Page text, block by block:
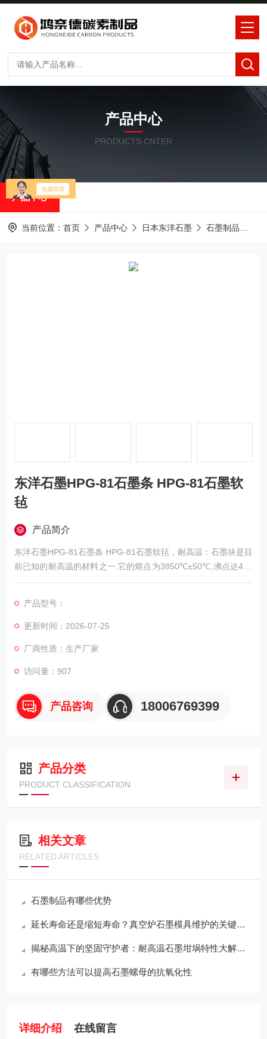
产品中心
PRODUCTS CNTER
产品中心
当前位置： 首页 产品中心 日本东洋石墨 石墨制品
东洋石墨HPG-81石墨条 HPG-81石墨软
毡
产品简介
东洋石墨HPG-81石墨条 HPG-81石墨软毡，耐高温：石墨块是目
前已知的耐高温的材料之一.它的熔点为3850℃±50℃,沸点达425
0℃.它在7000℃超高温电弧下10S,石墨的损失小,按重量计石墨损
产品型号：
更新时间：2026-07-25
厂商性质：生产厂家
访问量：907
产品咨询 18006769399
产品分类
PRODUCT CLASSIFICATION
相关文章
RELATED ARTICLES
石墨制品有哪些优势
延长寿命还是缩短寿命？真空炉石墨模具维护的关键决策
揭秘高温下的坚固守护者：耐高温石墨坩埚特性大解析！
有哪些方法可以提高石墨螺母的抗氧化性
详细介绍 在线留言